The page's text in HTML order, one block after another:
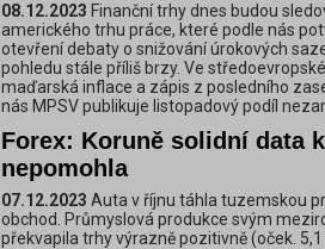
08.12.2023 Finanční trhy dnes budou
amerického trhu práce, které podle nás
otevření debaty o snižování úrokových
pohledu stále příliš brzy. Ve
maďarská inflace a zápis z posledního
nás MPSV publikuje listopadový podíl
Forex: Koruně solidní data
nepomohla
07.12.2023 Auta v říjnu táhla tuzemskou
obchod. Průmyslová produkce svým
překvapila trhy výrazně pozitivně (oček.